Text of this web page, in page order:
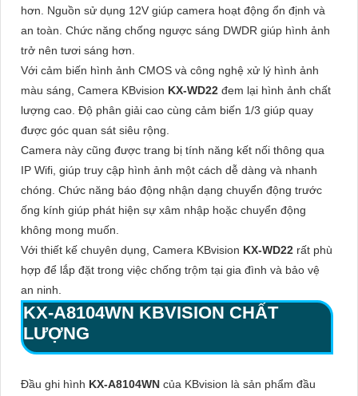
hơn. Nguồn sử dụng 12V giúp camera hoạt động ổn định và
an toàn. Chức năng chống ngược sáng DWDR giúp hình ảnh
trở nên tươi sáng hơn.
Với cảm biến hình ảnh CMOS và công nghệ xử lý hình ảnh
màu sáng, Camera KBvision KX-WD22 đem lại hình ảnh chất
lượng cao. Độ phân giải cao cùng cảm biến 1/3 giúp quay
được góc quan sát siêu rộng.
Camera này cũng được trang bị tính năng kết nối thông qua
IP Wifi, giúp truy cập hình ảnh một cách dễ dàng và nhanh
chóng. Chức năng báo động nhận dạng chuyển động trước
ống kính giúp phát hiện sự xâm nhập hoặc chuyển động
không mong muốn.
Với thiết kế chuyên dụng, Camera KBvision KX-WD22 rất phù
hợp để lắp đặt trong việc chống trộm tại gia đình và bảo vệ
an ninh.
KX-A8104WN KBVISION CHẤT
LƯỢNG
Đầu ghi hình KX-A8104WN của KBvision là sản phẩm đầu